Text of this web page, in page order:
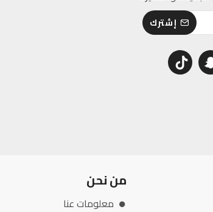
إشترك
من نحن
معلومات عنا